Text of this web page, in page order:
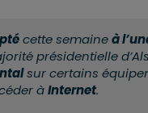
cette semaineà
présidentielle
sur certains
àInternet.